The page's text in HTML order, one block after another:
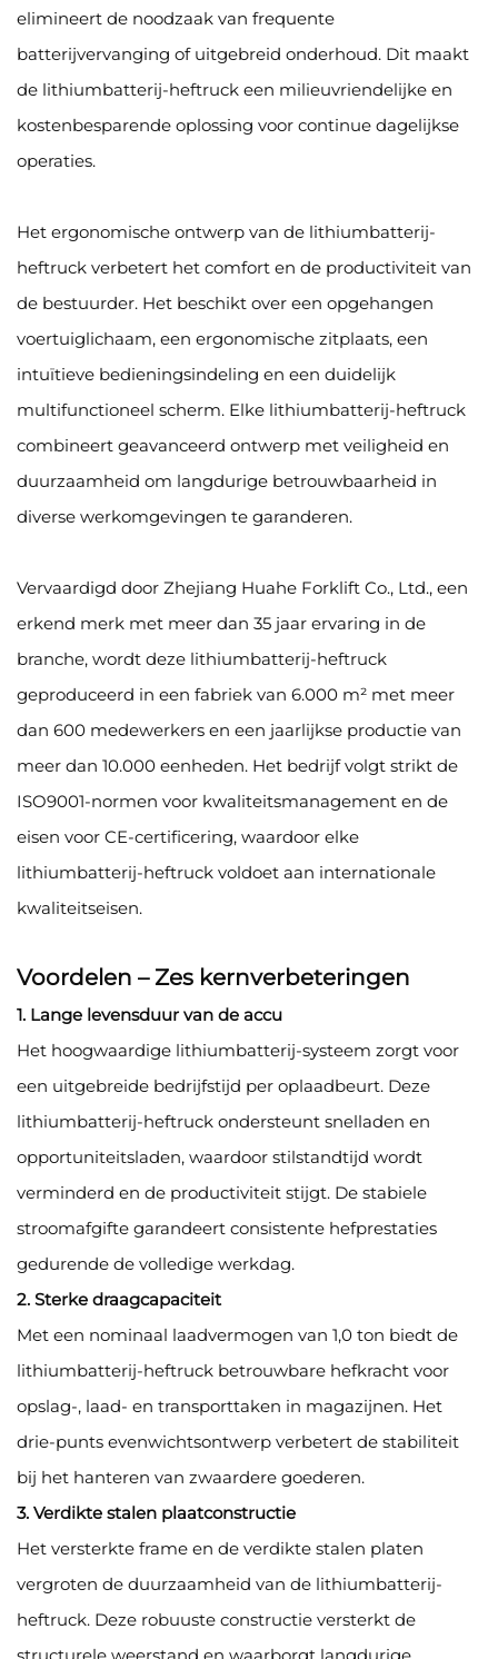
elimineert de noodzaak van frequente
batterijvervanging of uitgebreid onderhoud. Dit maakt
de lithiumbatterij-heftruck een milieuvriendelijke en
kostenbesparende oplossing voor continue dagelijkse
operaties.
Het ergonomische ontwerp van de lithiumbatterij-
heftruck verbetert het comfort en de productiviteit van
de bestuurder. Het beschikt over een opgehangen
voertuiglichaam, een ergonomische zitplaats, een
intuïtieve bedieningsindeling en een duidelijk
multifunctioneel scherm. Elke lithiumbatterij-heftruck
combineert geavanceerd ontwerp met veiligheid en
duurzaamheid om langdurige betrouwbaarheid in
diverse werkomgevingen te garanderen.
Vervaardigd door Zhejiang Huahe Forklift Co., Ltd., een
erkend merk met meer dan 35 jaar ervaring in de
branche, wordt deze lithiumbatterij-heftruck
geproduceerd in een fabriek van 6.000 m² met meer
dan 600 medewerkers en een jaarlijkse productie van
meer dan 10.000 eenheden. Het bedrijf volgt strikt de
ISO9001-normen voor kwaliteitsmanagement en de
eisen voor CE-certificering, waardoor elke
lithiumbatterij-heftruck voldoet aan internationale
kwaliteitseisen.
Voordelen – Zes kernverbeteringen
1. Lange levensduur van de accu
Het hoogwaardige lithiumbatterij-systeem zorgt voor
een uitgebreide bedrijfstijd per oplaadbeurt. Deze
lithiumbatterij-heftruck ondersteunt snelladen en
opportuniteitsladen, waardoor stilstandtijd wordt
verminderd en de productiviteit stijgt. De stabiele
stroomafgifte garandeert consistente hefprestaties
gedurende de volledige werkdag.
2. Sterke draagcapaciteit
Met een nominaal laadvermogen van 1,0 ton biedt de
lithiumbatterij-heftruck betrouwbare hefkracht voor
opslag-, laad- en transporttaken in magazijnen. Het
drie-punts evenwichtsontwerp verbetert de stabiliteit
bij het hanteren van zwaardere goederen.
3. Verdikte stalen plaatconstructie
Het versterkte frame en de verdikte stalen platen
vergroten de duurzaamheid van de lithiumbatterij-
heftruck. Deze robuuste constructie versterkt de
structurele weerstand en waarborgt langdurige